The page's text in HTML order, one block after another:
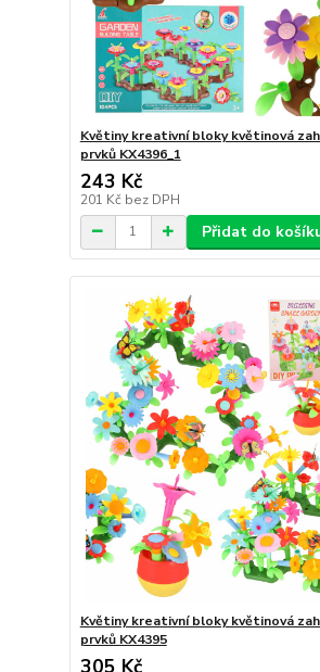
Květiny kreativní bloky květinová
prvků KX4396_1
243 Kč
201 Kč bez DPH
Přidat do
Květiny kreativní bloky květinová
prvků KX4395
305 Kč